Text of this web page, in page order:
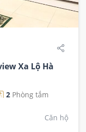
Xa Lộ Hà
2 Phòng tắm
Căn hộ